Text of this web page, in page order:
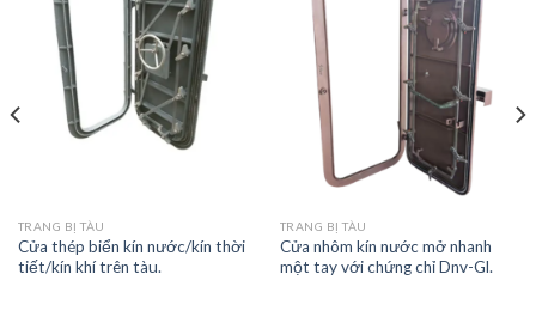
TRANG BỊ TÀU
Cửa thép biển kín nước/kín thời
tiết/kín khí trên tàu.
TRANG BỊ TÀU
Cửa nhôm kín nước mở nhanh
một tay với chứng chỉ Dnv-Gl.